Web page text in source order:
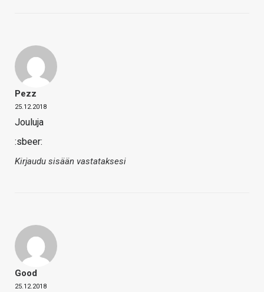
Pezz
25.12.2018
Jouluja
:sbeer:
Kirjaudu sisään vastataksesi
Good
25.12.2018